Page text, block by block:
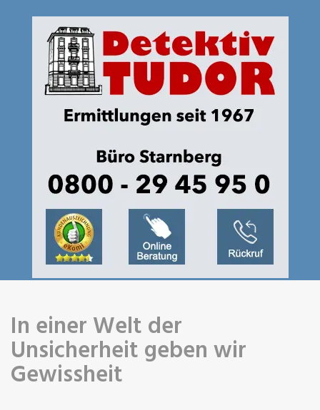
In einer Welt der
Unsicherheit geben wir
Gewissheit